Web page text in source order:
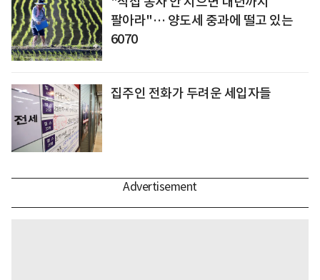
팔아라"… 양도세 중과에 떨고 있는
6070
집주인 전화가 두려운 세입자들